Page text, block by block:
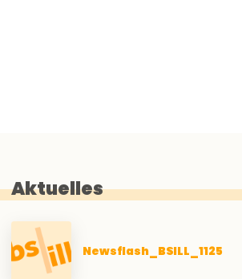
Aktuelles
Newsflash_BSILL_1125